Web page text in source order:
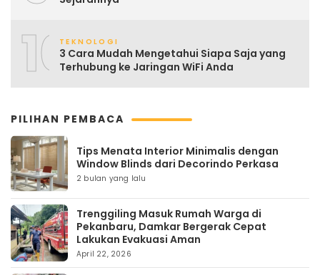
10TEKNOLOGI
3 Cara Mudah Mengetahui Siapa Saja yang
Terhubung ke Jaringan WiFi Anda
PILIHAN PEMBACA
Tips Menata Interior Minimalis dengan
Window Blinds dari Decorindo Perkasa
2 bulan yang lalu
Trenggiling Masuk Rumah Warga di
Pekanbaru, Damkar Bergerak Cepat
Lakukan Evakuasi Aman
April 22, 2026